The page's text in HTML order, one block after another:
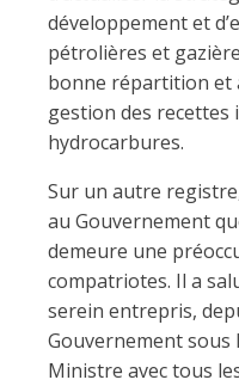
développement et
pétrolières et
bonne répartition et
gestion des recettes
hydrocarbures.
Sur un autre
au Gouvernement
demeure une
compatriotes. Il a
serein entrepris,
Gouvernement sous
Ministre avec tous